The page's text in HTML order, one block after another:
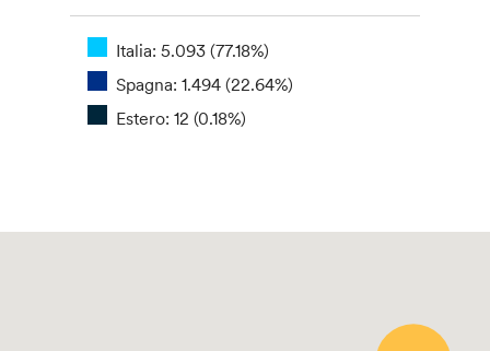
Italia: 5.093 (77.18%)
Spagna: 1.494 (22.64%)
Estero: 12 (0.18%)